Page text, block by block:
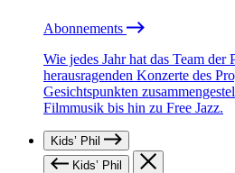
Abonnements
Wie jedes Jahr hat das Team
herausragenden Konzerte des
Gesichtspunkten
Filmmusik bis hin zu Free Jazz.
Kids’ Phil
Kids’ Phil